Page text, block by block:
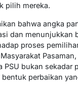
pilih mereka.
bahwa angka
dan menunjukkan
proses
PSU bukan sekadar
perbaikan